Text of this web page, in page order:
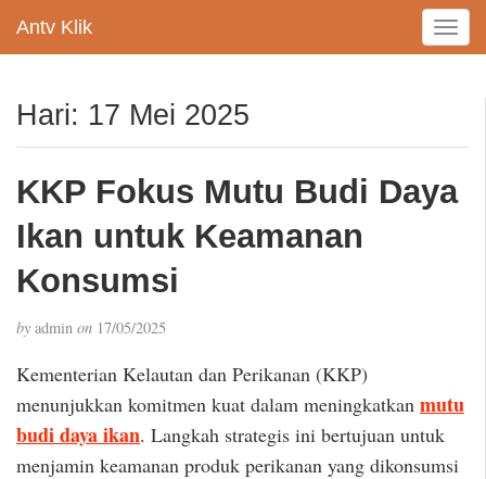
Antv Klik
T
o
e
a
Hari: 17 Mei 2025
KKP Fokus Mutu Budi Daya
Ikan untuk Keamanan
Konsumsi
by admin on 17/05/2025
Kementerian Kelautan dan Perikanan (KKP)
menunjukkan komitmen kuat dalam meningkatkan mutu
budi daya ikan. Langkah strategis ini bertujuan untuk
menjamin keamanan produk perikanan yang dikonsumsi